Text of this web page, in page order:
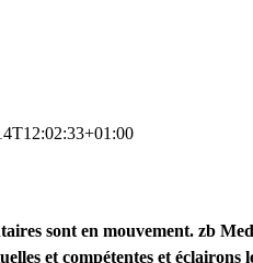
sont en mouvement. zb
et compétentes et